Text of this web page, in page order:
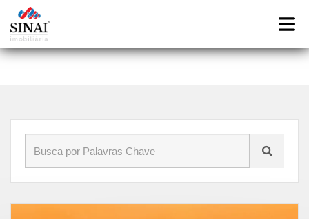
Início» Blog Melhores bairros para morar no Rio de Janeiro